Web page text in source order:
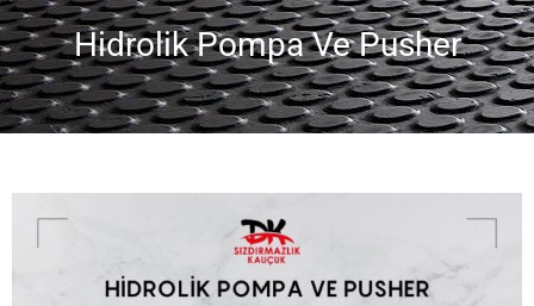
Hidrolik Pompa Ve Pusher